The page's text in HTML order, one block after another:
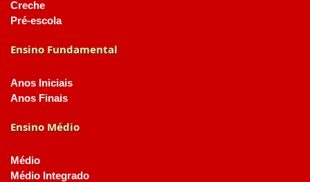
Creche
Pré-escola
Ensino Fundamental
Anos Iniciais
Anos Finais
Ensino Médio
Médio
Médio Integrado